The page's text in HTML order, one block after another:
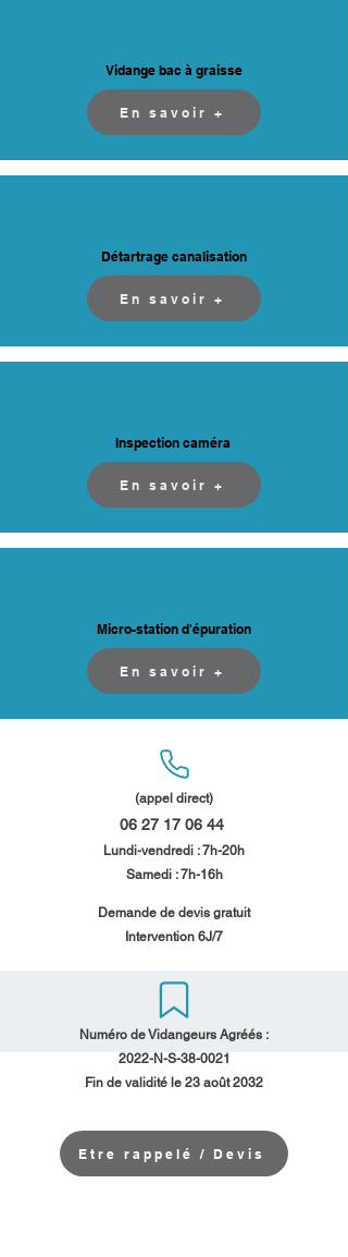
Vidange bac à graisse
En savoir +
Détartrage canalisation
En savoir +
Inspection caméra
En savoir +
Micro-station d'épuration
En savoir +
(appel direct)
06 27 17 06 44
Lundi-vendredi : 7h-20h
Samedi : 7h-16h​​
​Demande de devis gratuit
Intervention 6J/7
Numéro de Vidangeurs Agréés :
2022-N-S-38-0021
Fin de validité le 23 août 2032
Etre rappelé / Devis